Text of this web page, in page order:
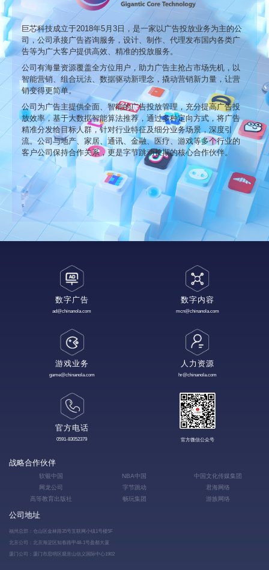
巨芯科技成立于2018年5月3日，是一家以广告投放业务为主的公
司，公司承接广告咨询服务，设计、制作、代理发布国内各类广
告等为广大客户提供高效、精准的投放服务。
公司有海量资源覆盖全方位用户，助力广告主抢占市场先机，以
智能营销、组合玩法、数据驱动新理念，撬动营销新力量，让营
销变得更简单。
公司为广告主提供全面、智能的广告投放管理，充分提高广告投
放效率，基于大数据智能算法推荐，通过多种定向方式，将广告
精准分发给目标人群，针对行业特征及细分业务场景，深度引
流。公司与地产、家居、通讯、金融、医疗、游戏等多个行业的
客户公司保持合作关系，更是字节跳动长期的核心合作伙伴。
数字广告
ad@chinanola.com
数字内容
mcn@chinanola.com
游戏业务
game@chinanola.com
人力资源
hr@chinanola.com
官方电话
0591-83052379 官方微信公众号
战略合作伙伴
软银中国 NBA中国
中国文化传媒集团
网龙公司
字节跳动
君海网络
高等教育出版社
畅玩集团 游族网络
公司地址
福州总部：仓山区金林路35号互联网小镇1号楼5F
北京公司：北京海淀区知春路甲48-1号盈都大厦
厦门公司：厦门市思明区观音山信义国际中心1902